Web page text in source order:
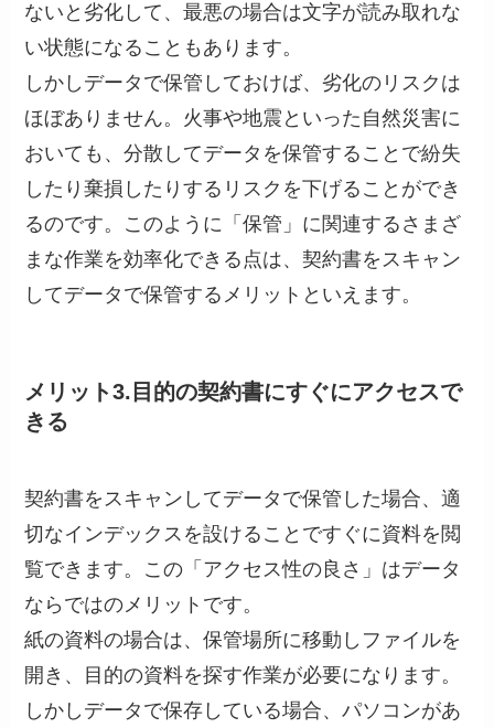
ないと劣化して、最悪の場合は文字が読み取れな
い状態になることもあります。
しかしデータで保管しておけば、劣化のリスクは
ほぼありません。火事や地震といった自然災害に
おいても、分散してデータを保管することで紛失
したり棄損したりするリスクを下げることができ
るのです。このように「保管」に関連するさまざ
まな作業を効率化できる点は、契約書をスキャン
してデータで保管するメリットといえます。
メリット3.目的の契約書にすぐにアクセスで
きる
契約書をスキャンしてデータで保管した場合、適
切なインデックスを設けることですぐに資料を閲
覧できます。この「アクセス性の良さ」はデータ
ならではのメリットです。
紙の資料の場合は、保管場所に移動しファイルを
開き、目的の資料を探す作業が必要になります。
しかしデータで保存している場合、パソコンがあ